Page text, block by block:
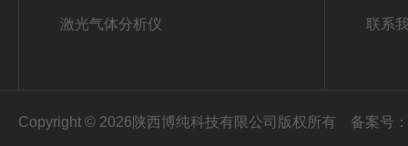
激光气体分析仪 联系
Copyright © 2026陕西博纯科技有限公司版权所有 备案号